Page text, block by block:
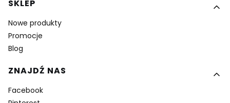
SKLEP
Nowe produkty
Promocje
Blog
ZNAJDŹ NAS
Facebook